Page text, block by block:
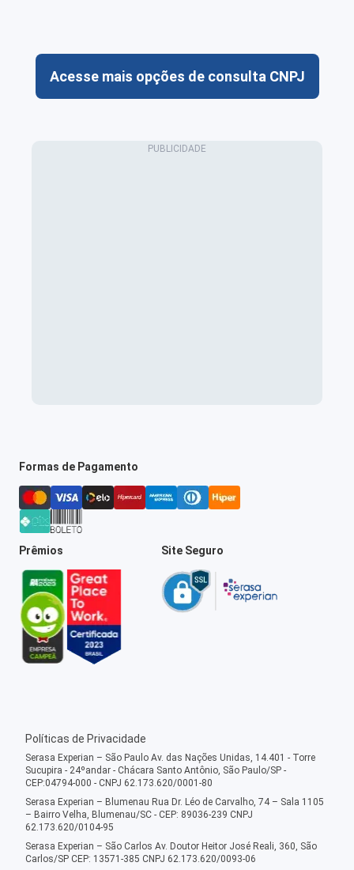
Acesse mais opções de consulta CNPJ
Formas de Pagamento
Prêmios Site Seguro
Políticas de Privacidade
Serasa Experian – São Paulo Av. das Nações Unidas, 14.401 - Torre
Sucupira - 24ºandar - Chácara Santo Antônio, São Paulo/SP -
CEP:04794-000 - CNPJ 62.173.620/0001-80
Serasa Experian – Blumenau Rua Dr. Léo de Carvalho, 74 – Sala 1105
– Bairro Velha, Blumenau/SC - CEP: 89036-239 CNPJ
62.173.620/0104-95
Serasa Experian – São Carlos Av. Doutor Heitor José Reali, 360, São
Carlos/SP CEP: 13571-385 CNPJ 62.173.620/0093-06